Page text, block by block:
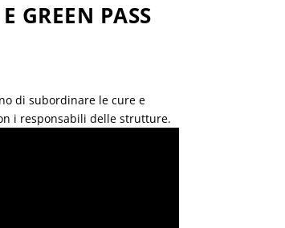
GREEN PASS
di subordinare le cure e
i responsabili delle strutture.